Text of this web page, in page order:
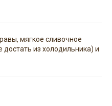
мягкое сливочное
из холодильника) и